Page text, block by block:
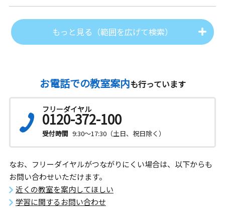
もっと見る（範囲を広げて検索）
お電話での教室案内も行っています
フリーダイヤル
0120-372-100
受付時間 9:30～17:30（土日、祝日除く）
なお、フリーダイヤルがつながりにくい場合は、以下からも
お問い合わせいただけます。
近くの教室を案内してほしい
学習に関するお問い合わせ